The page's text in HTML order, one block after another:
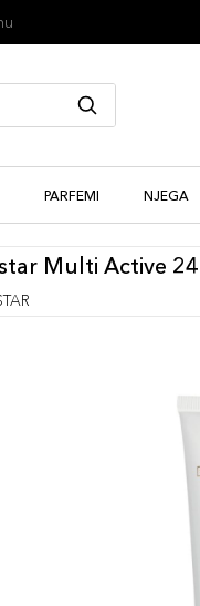
PARFEMI NJEGA
Multi Active